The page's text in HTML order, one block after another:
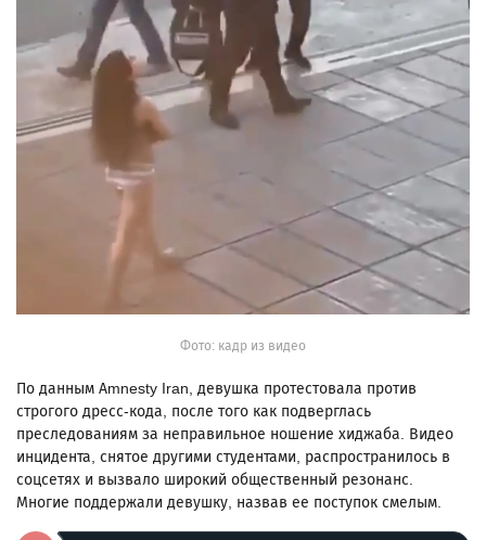
Фото: кадр из видео
По данным Amnesty Iran, девушка протестовала против
строгого дресс-кода, после того как подверглась
преследованиям за неправильное ношение хиджаба. Видео
инцидента, снятое другими студентами, распространилось в
соцсетях и вызвало широкий общественный резонанс.
Многие поддержали девушку, назвав ее поступок смелым.